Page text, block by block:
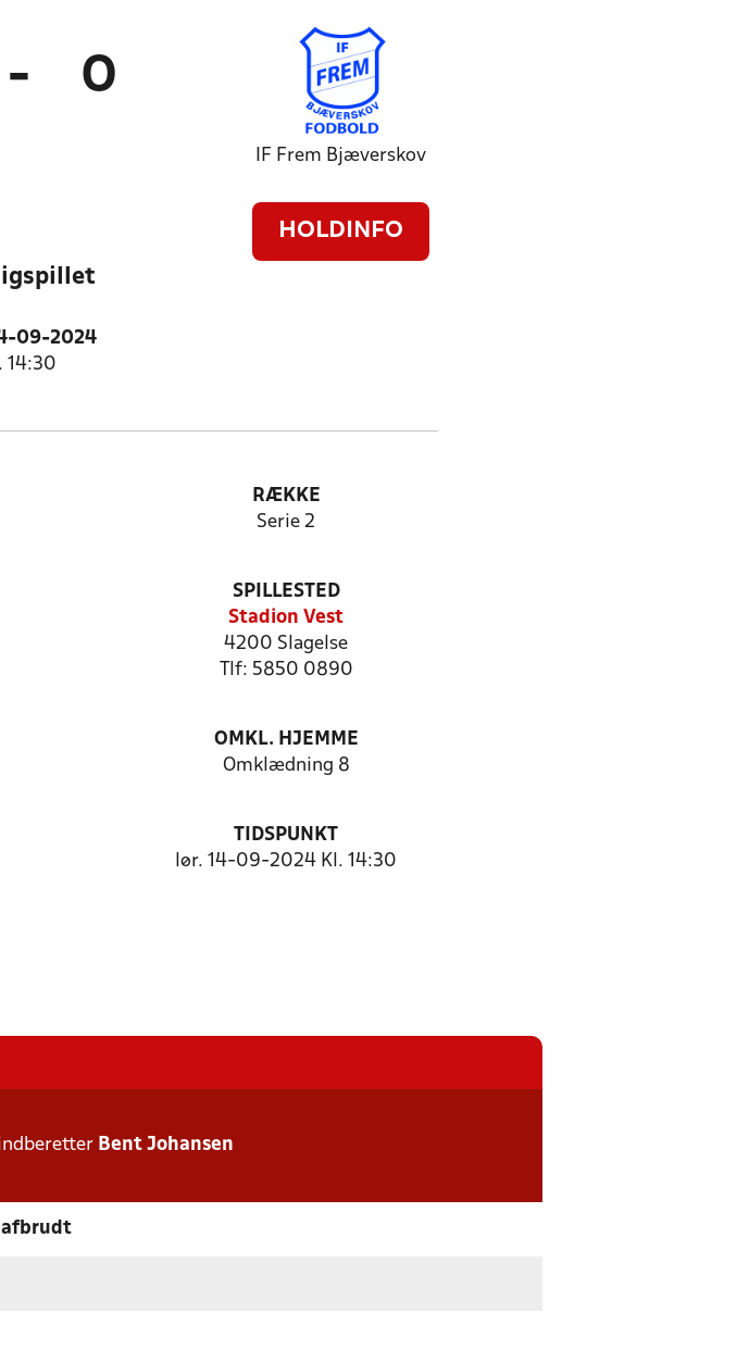
- 0
IF Frem Bjæverskov
HOLDINFO
09-2024
14:30
RÆKKE
Serie 2
SPILLESTED
Stadion Vest
4200 Slagelse
Tlf: 5850 0890
OMKL. HJEMME
Omklædning 8
TIDSPUNKT
lør. 14-09-2024 Kl. 14:30
Bent Johansen
afbrudt